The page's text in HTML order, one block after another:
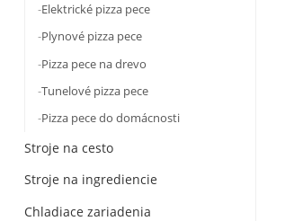
Elektrické pizza pece
Plynové pizza pece
Pizza pece na drevo
Tunelové pizza pece
Pizza pece do domácnosti
Stroje na cesto
Stroje na ingrediencie
Chladiace zariadenia